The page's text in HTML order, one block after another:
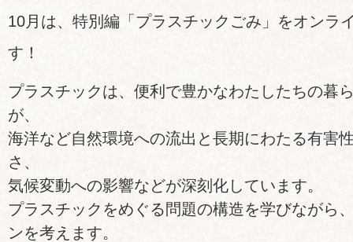
10月は、特別編「プラスチックごみ」をオンラ
す！
プラスチックは、便利で豊かなわたしたちの暮
が、
海洋など自然環境への流出と長期にわたる有害
さ、
気候変動への影響などが深刻化しています。
プラスチックをめぐる問題の構造を学びながら
ンを考えます。